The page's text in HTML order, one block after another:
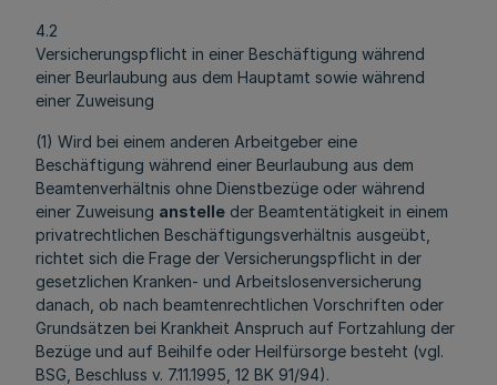
4.2
Versicherungspflicht in einer Beschäftigung während
einer Beurlaubung aus dem Hauptamt sowie während
einer Zuweisung
(1) Wird bei einem anderen Arbeitgeber eine
Beschäftigung während einer Beurlaubung aus dem
Beamtenverhältnis ohne Dienstbezüge oder während
einer Zuweisung anstelle der Beamtentätigkeit in einem
privatrechtlichen Beschäftigungsverhältnis ausgeübt,
richtet sich die Frage der Versicherungspflicht in der
gesetzlichen Kranken- und Arbeitslosenversicherung
danach, ob nach beamtenrechtlichen Vorschriften oder
Grundsätzen bei Krankheit Anspruch auf Fortzahlung der
Bezüge und auf Beihilfe oder Heilfürsorge besteht (vgl.
BSG, Beschluss v. 7.11.1995, 12 BK 91/94).